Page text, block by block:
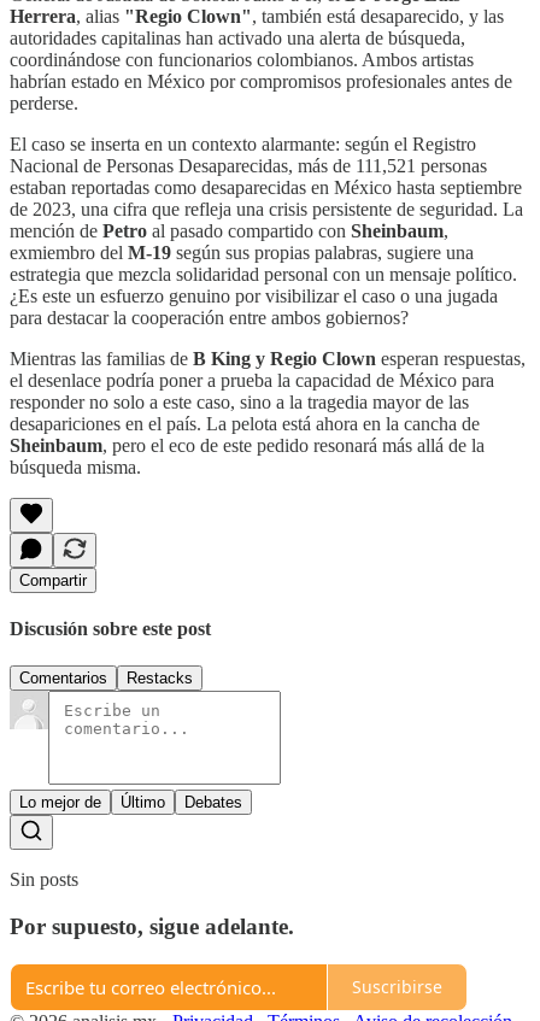
Herrera, alias "Regio Clown", también está desaparecido, y las
autoridades capitalinas han activado una alerta de búsqueda,
coordinándose con funcionarios colombianos. Ambos artistas
habrían estado en México por compromisos profesionales antes de
perderse.
El caso se inserta en un contexto alarmante: según el Registro
Nacional de Personas Desaparecidas, más de 111,521 personas
estaban reportadas como desaparecidas en México hasta septiembre
de 2023, una cifra que refleja una crisis persistente de seguridad. La
mención de Petro al pasado compartido con Sheinbaum,
exmiembro del M-19 según sus propias palabras, sugiere una
estrategia que mezcla solidaridad personal con un mensaje político.
¿Es este un esfuerzo genuino por visibilizar el caso o una jugada
para destacar la cooperación entre ambos gobiernos?
Mientras las familias de B King y Regio Clown esperan respuestas,
el desenlace podría poner a prueba la capacidad de México para
responder no solo a este caso, sino a la tragedia mayor de las
desapariciones en el país. La pelota está ahora en la cancha de
Sheinbaum, pero el eco de este pedido resonará más allá de la
búsqueda misma.
Compartir
Discusión sobre este post
Comentarios Restacks
Lo mejor de Último Debates
Sin posts
Por supuesto, sigue adelante.
Suscribirse